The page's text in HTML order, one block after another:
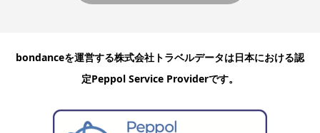
bondanceを運営する株式会社トラベルデータは日本における認
定Peppol Service Providerです。